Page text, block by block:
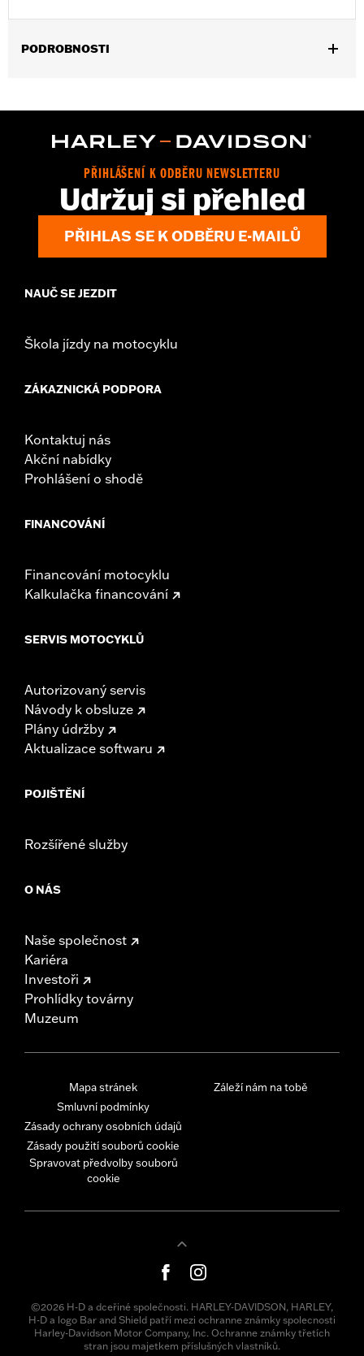
PODROBNOSTI
Dimension Description:17" H x 5" L / 43.18 x 12.7 cm
PŘIHLÁŠENÍ K ODBĚRU NEWSLETTERU
Udržuj si přehled
PŘIHLAS SE K ODBĚRU E-MAILŮ
NAUČ SE JEZDIT
Škola jízdy na motocyklu
ZÁKAZNICKÁ PODPORA
Kontaktuj nás
Akční nabídky
Prohlášení o shodě
FINANCOVÁNÍ
Financování motocyklu
Kalkulačka financování
SERVIS MOTOCYKLŮ
Autorizovaný servis
Návody k obsluze
Plány údržby
Aktualizace softwaru
POJIŠTĚNÍ
Rozšířené služby
O NÁS
Naše společnost
Kariéra
Investoři
Prohlídky továrny
Muzeum
Mapa stránek
Smluvní podmínky
Zásady ochrany osobních údajů
Zásady použití souborů cookie
Spravovat předvolby souborů
cookie
Záleží nám na tobě
©2026 H-D a dceřiné společnosti. HARLEY-DAVIDSON, HARLEY,
H-D a logo Bar and Shield patří mezi ochranne známky spolecnosti
Harley-Davidson Motor Company, Inc. Ochranne známky třetích
stran jsou majetkem příslušných vlastníků.